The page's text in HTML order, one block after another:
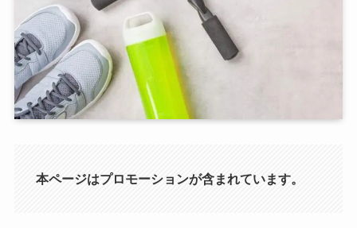
本ページはプロモーションが含まれています。